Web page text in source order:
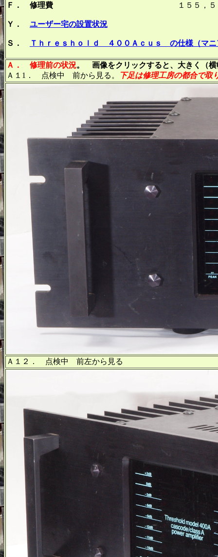
Ｆ． 修理費 １５５，５００円 オ
Ｙ． ユーザー宅の設置状況
Ｓ． Ｔｈｒｅｓｈｏｌｄ ４００Ａｃｕｓ の仕様（マニ
Ａ． 修理前の状況。 画像をクリックすると、大きく（横
Ａ１1． 点検中 前から見る。
下足は修理工房の都合で取
Ａ１２． 点検中 前左から見る